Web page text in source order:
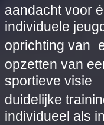
aandacht voor
individuele
oprichting van
opzetten van
sportieve visie
duidelijke
individueel als